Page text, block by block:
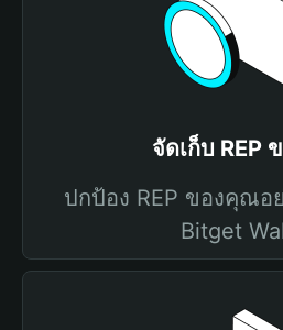
จัดเก็บ REP
ปกป้อง REP ของคุณอ
Bitget